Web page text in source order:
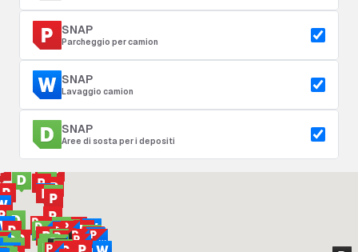
SNAP
Parcheggio per camion
SNAP
Lavaggio camion
SNAP
Aree di sosta per i depositi